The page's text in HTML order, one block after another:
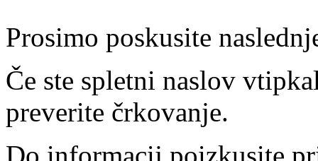
Prosimo poskusite
Če ste spletni naslov
preverite črkovanje.